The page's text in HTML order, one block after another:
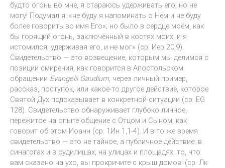
будто огонь во мне, я стараюсь удерживать его, но не
могу! Подумал я: «не буду я напоминать о Нём и не буду
более говорить во имя Его»; но было в сердце моём, как
бы горящий огонь, заключённый в костях моих, и я
истомился, удерживая его, и не мог» (ср. Иер 20,9).
Свидетельство — это возвещение, которым мы делимся с
позиции смирения, как говорится в Апостольском
обращении Evangelii Gaudium, через личный пример,
рассказ, поступок, или какое-то другое действие, которое
Святой Дух подсказывает в конкретной ситуации (ср. EG
128). Свидетельство обнаруживает глубоко личное,
пережитое на опыте общение с Отцом и Сыном, как
говорит об этом Иоанн (ср. 1Ин 1,1-4). И в то же время
свидетельство — это не тайное, а публичное действие: в
синагогах и в судилищах, на улицах и площадях, то, что
вам сказано на ухо, вы прокричите с крыш домов! (cр. Лк